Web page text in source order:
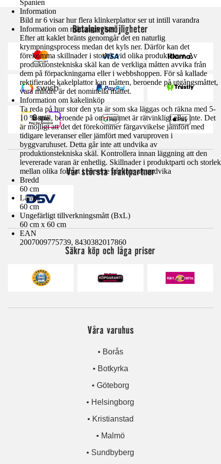
Spanien
Information
Bild nr 6 visar hur flera klinkerplattor ser ut intill varandra
Information om måttangivelser
Efter att kaklet bränts genomgår det en naturlig
krympningsprocess medan det kyls ner. Därför kan det
förekomma skillnader i storlek vid olika produktioner. Av
produktionstekniska skäl kan de verkliga måtten avvika från
dem på förpackningarna eller i webbshoppen. För så kallade
rektifierade kakelplattor kan måtten, beroende på utgångsmåttet,
vara mindre är det nominella måttet.
Information om kakelinköp
Ta reda på hur stor den yta är som ska läggas och räkna med 5-
10 % spill, beroende på om rummet är rätvinkligt eller inte. Det
är möjligt att det det förekommer färgavvikelse jämfört med
tidigare leveranser eller jämfört med varuproven i
byggvaruhuset. Detta går inte att undvika av
produktionstekniska skäl. Kontrollera innan läggning att den
levererade varan är enhetlig. Skillnader i produktparti och storlek
mellan olika format i en serie går inte att undvika
Bredd
60 cm
Längd
60 cm
Ungefärligt tillverkningsmått (BxL)
60 cm x 60 cm
EAN
2007009775739, 8430382017860
Betalningsmöjligheter
Vår största fraktpartner
Säkra köp och låga priser
Våra varuhus
• Borås
• Botkyrka
• Göteborg
• Helsingborg
• Kristianstad
• Malmö
• Sundbyberg